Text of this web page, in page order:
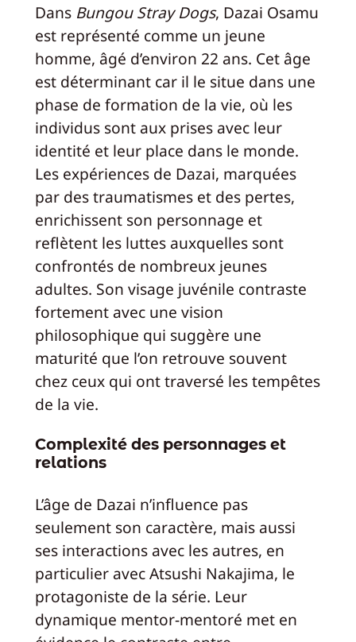
Dans Bungou Stray Dogs, Dazai Osamu
est représenté comme un jeune
homme, âgé d’environ 22 ans. Cet âge
est déterminant car il le situe dans une
phase de formation de la vie, où les
individus sont aux prises avec leur
identité et leur place dans le monde.
Les expériences de Dazai, marquées
par des traumatismes et des pertes,
enrichissent son personnage et
reflètent les luttes auxquelles sont
confrontés de nombreux jeunes
adultes. Son visage juvénile contraste
fortement avec une vision
philosophique qui suggère une
maturité que l’on retrouve souvent
chez ceux qui ont traversé les tempêtes
de la vie.
Complexité des personnages et
relations
L’âge de Dazai n’influence pas
seulement son caractère, mais aussi
ses interactions avec les autres, en
particulier avec Atsushi Nakajima, le
protagoniste de la série. Leur
dynamique mentor-mentoré met en